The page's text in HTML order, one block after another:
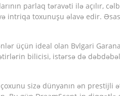
parlaq təravəti ilə açılır,
intriqa toxunuşu əlavə edir.
üçün ideal olan Bvlgari
bilicisi, istərsə də
sizə dünyanın ən prestijli